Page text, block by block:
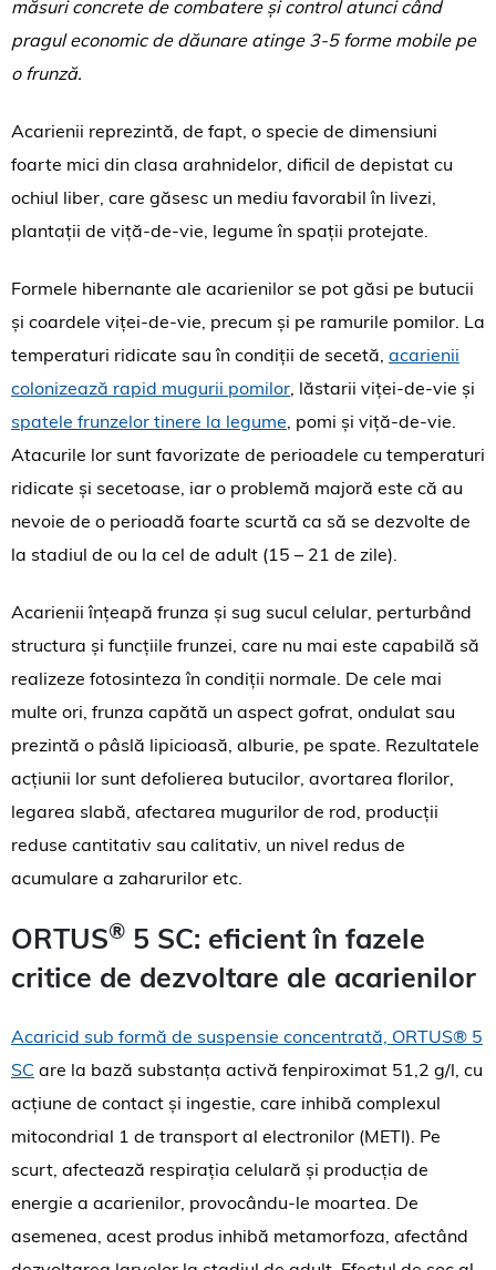
măsuri concrete de combatere și control atunci când
pragul economic de dăunare atinge 3-5 forme mobile pe
o frunză.
Acarienii reprezintă, de fapt, o specie de dimensiuni
foarte mici din clasa arahnidelor, dificil de depistat cu
ochiul liber, care găsesc un mediu favorabil în livezi,
plantații de viță-de-vie, legume în spații protejate.
Formele hibernante ale acarienilor se pot găsi pe butucii
și coardele viței-de-vie, precum și pe ramurile pomilor. La
temperaturi ridicate sau în condiții de secetă, acarienii
colonizează rapid mugurii pomilor, lăstarii viței-de-vie și
spatele frunzelor tinere la legume, pomi și viță-de-vie.
Atacurile lor sunt favorizate de perioadele cu temperaturi
ridicate și secetoase, iar o problemă majoră este că au
nevoie de o perioadă foarte scurtă ca să se dezvolte de
la stadiul de ou la cel de adult (15 – 21 de zile).
Acarienii înțeapă frunza și sug sucul celular, perturbând
structura și funcțiile frunzei, care nu mai este capabilă să
realizeze fotosinteza în condiții normale. De cele mai
multe ori, frunza capătă un aspect gofrat, ondulat sau
prezintă o pâslă lipicioasă, alburie, pe spate. Rezultatele
acțiunii lor sunt defolierea butucilor, avortarea florilor,
legarea slabă, afectarea mugurilor de rod, producții
reduse cantitativ sau calitativ, un nivel redus de
acumulare a zaharurilor etc.
ORTUS® 5 SC: eficient în fazele
critice de dezvoltare ale acarienilor
Acaricid sub formă de suspensie concentrată, ORTUS® 5
SC are la bază substanța activă fenpiroximat 51,2 g/l, cu
acțiune de contact și ingestie, care inhibă complexul
mitocondrial 1 de transport al electronilor (METI). Pe
scurt, afectează respirația celulară și producția de
energie a acarienilor, provocându-le moartea. De
asemenea, acest produs inhibă metamorfoza, afectând